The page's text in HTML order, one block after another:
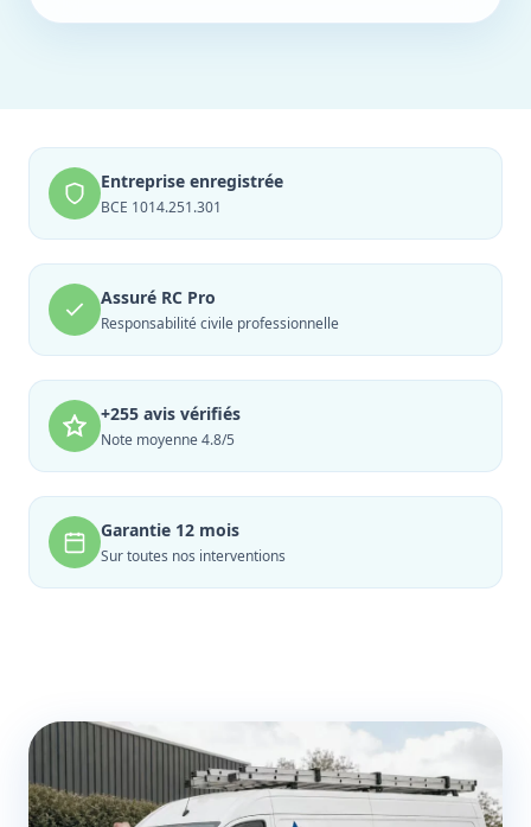
Entreprise enregistrée
BCE 1014.251.301
Assuré RC Pro
Responsabilité civile professionnelle
+255 avis vérifiés
Note moyenne 4.8/5
Garantie 12 mois
Sur toutes nos interventions